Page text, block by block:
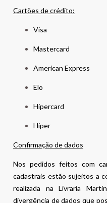
Cartões de crédito:
Visa
Mastercard
American Express
Elo
Hipercard
Hiper
Confirmação de dados
Nos pedidos feitos com
cadastrais estão sujeitos a
realizada na Livraria
divergência de dados que